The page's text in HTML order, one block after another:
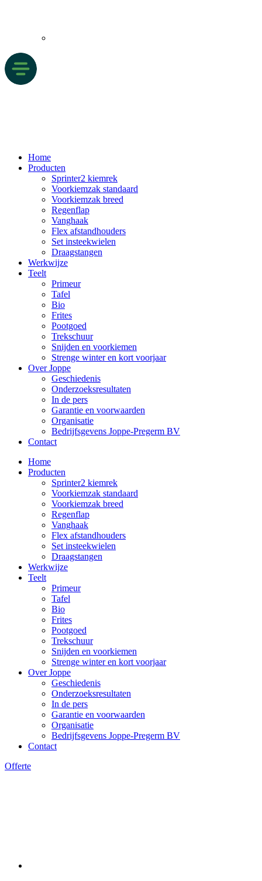
Home
Producten
Sprinter2 kiemrek
Voorkiemzak standaard
Voorkiemzak breed
Regenflap
Vanghaak
Flex afstandhouders
Set insteekwielen
Draagstangen
Werkwijze
Teelt
Primeur
Tafel
Bio
Frites
Pootgoed
Trekschuur
Snijden en voorkiemen
Strenge winter en kort voorjaar
Over Joppe
Geschiedenis
Onderzoeksresultaten
In de pers
Garantie en voorwaarden
Organisatie
Bedrijfsgevens Joppe-Pregerm BV
Contact
Home
Producten
Sprinter2 kiemrek
Voorkiemzak standaard
Voorkiemzak breed
Regenflap
Vanghaak
Flex afstandhouders
Set insteekwielen
Draagstangen
Werkwijze
Teelt
Primeur
Tafel
Bio
Frites
Pootgoed
Trekschuur
Snijden en voorkiemen
Strenge winter en kort voorjaar
Over Joppe
Geschiedenis
Onderzoeksresultaten
In de pers
Garantie en voorwaarden
Organisatie
Bedrijfsgevens Joppe-Pregerm BV
Contact
Offerte